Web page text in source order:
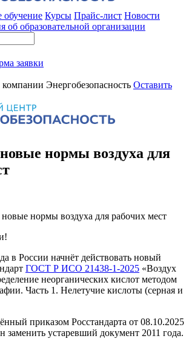
обучение Курсы Прайс-лист Новости
об образовательной организации
заявки
Оставить
нормы воздуха для
в России начнёт действовать новый
ГОСТ Р ИСО 21438-1-2025 «Воздух
неорганических кислот методом
Часть 1. Нелетучие кислоты (серная и
приказом Росстандарта от 08.10.2025
заменить устаревший документ 2011 года.